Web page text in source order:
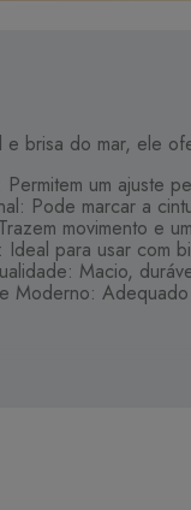
e brisa do mar, ele
Permitem um ajuste
Pode marcar a
movimento e
Ideal para usar com
Macio,
Moderno:
Transita